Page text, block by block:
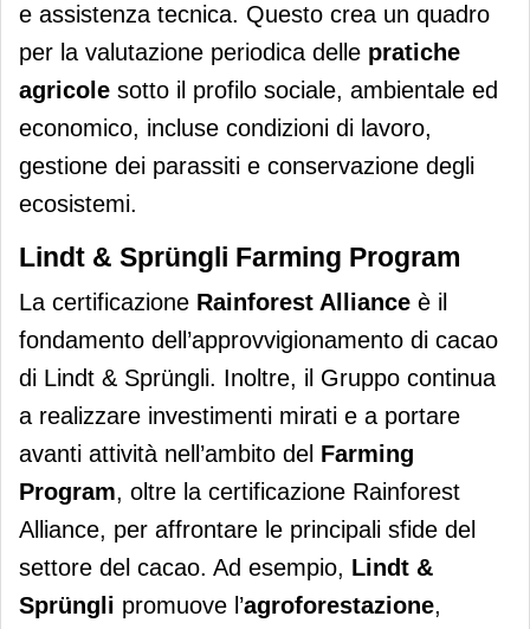
e assistenza tecnica. Questo crea un quadro
per la valutazione periodica delle pratiche
agricole sotto il profilo sociale, ambientale ed
economico, incluse condizioni di lavoro,
gestione dei parassiti e conservazione degli
ecosistemi.
Lindt & Sprüngli Farming Program
La certificazione Rainforest Alliance è il
fondamento dell’approvvigionamento di cacao
di Lindt & Sprüngli. Inoltre, il Gruppo continua
a realizzare investimenti mirati e a portare
avanti attività nell’ambito del Farming
Program, oltre la certificazione Rainforest
Alliance, per affrontare le principali sfide del
settore del cacao. Ad esempio, Lindt &
Sprüngli promuove l’agroforestazione,